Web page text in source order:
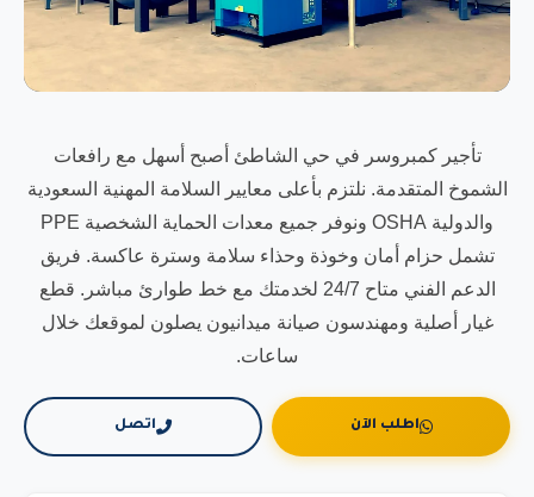
تأجير كمبروسر في حي الشاطئ أصبح أسهل مع رافعات
الشموخ المتقدمة. نلتزم بأعلى معايير السلامة المهنية السعودية
والدولية OSHA ونوفر جميع معدات الحماية الشخصية PPE
تشمل حزام أمان وخوذة وحذاء سلامة وسترة عاكسة. فريق
الدعم الفني متاح 24/7 لخدمتك مع خط طوارئ مباشر. قطع
غيار أصلية ومهندسون صيانة ميدانيون يصلون لموقعك خلال
ساعات.
اطلب الآن اتصل